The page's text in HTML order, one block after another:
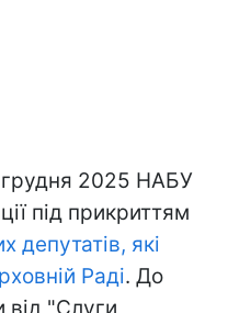
грудня 2025 НАБУ
під прикриттям
депутатів, які
Раді. До
від "Слуги